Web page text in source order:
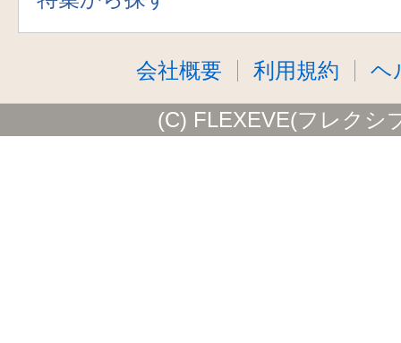
会社概要 利用規約 ヘ
(C) FLEXEVE(フレクシ